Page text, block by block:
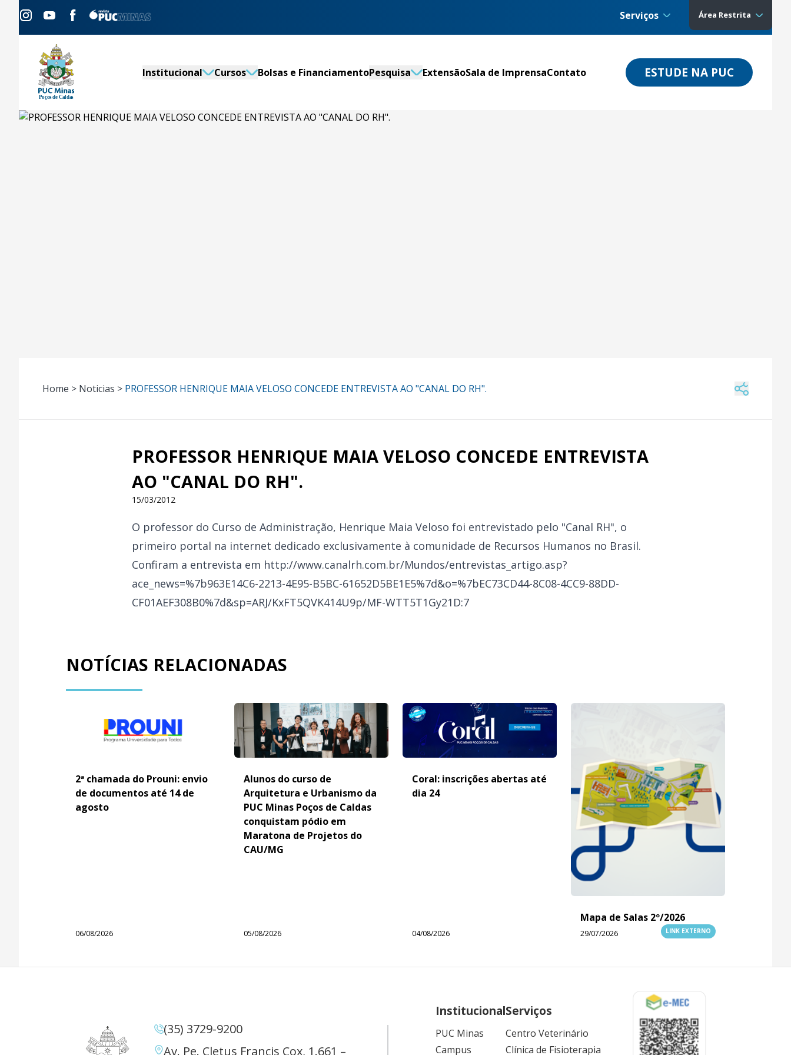
Serviços Área Restrita
Institucional Cursos Bolsas e FinanciamentoPesquisa ExtensãoSala de ImprensaContato ESTUDE NA PUC
Home > Noticias > PROFESSOR HENRIQUE MAIA VELOSO CONCEDE ENTREVISTA AO "CANAL DO RH".
PROFESSOR HENRIQUE MAIA VELOSO CONCEDE ENTREVISTA
AO "CANAL DO RH".
15/03/2012
O professor do Curso de Administração, Henrique Maia Veloso foi entrevistado pelo "Canal RH", o
primeiro portal na internet dedicado exclusivamente à comunidade de Recursos Humanos no Brasil.
Confiram a entrevista em http://www.canalrh.com.br/Mundos/entrevistas_artigo.asp?
ace_news=%7b963E14C6-2213-4E95-B5BC-61652D5BE1E5%7d&o=%7bEC73CD44-8C08-4CC9-88DD-
CF01AEF308B0%7d&sp=ARJ/KxFT5QVK414U9p/MF-WTT5T1Gy21D:7
NOTÍCIAS RELACIONADAS
2ª chamada do Prouni: envio
de documentos até 14 de
agosto
06/08/2026
Alunos do curso de
Arquitetura e Urbanismo da
PUC Minas Poços de Caldas
conquistam pódio em
Maratona de Projetos do
CAU/MG
05/08/2026
Coral: inscrições abertas até
dia 24
04/08/2026
Mapa de Salas 2º/2026
29/07/2026 LINK EXTERNO
(35) 3729-9200
Av. Pe. Cletus Francis Cox, 1.661 –
Institucional
PUC Minas
Campus
Serviços
Centro Veterinário
Clínica de Fisioterapia